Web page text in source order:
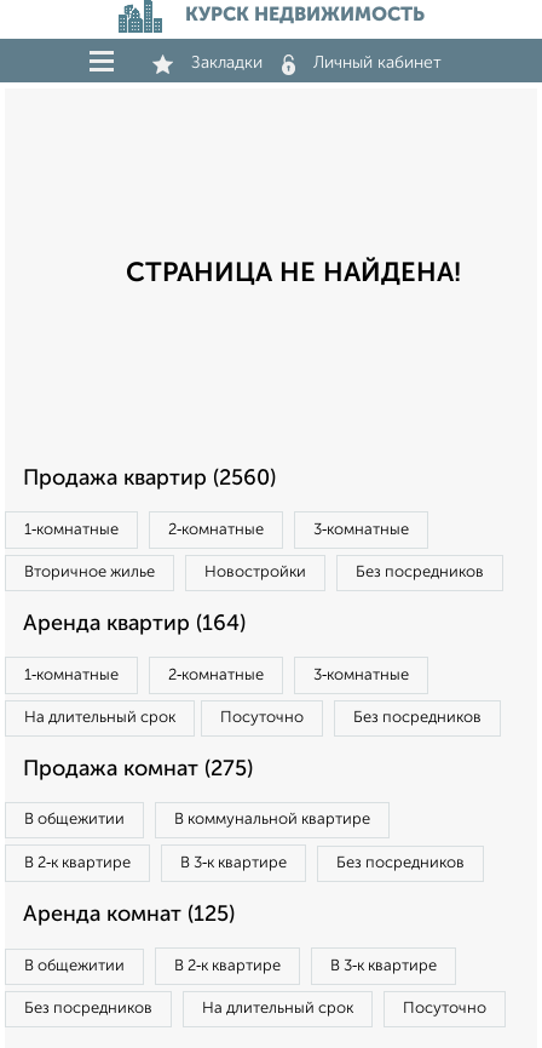
КУРСК НЕДВИЖИМОСТЬ
Закладки Личный кабинет
СТРАНИЦА НЕ НАЙДЕНА!
Продажа квартир (2560)
1‑комнатные 2‑комнатные 3‑комнатные
Вторичное жилье Новостройки Без посредников
Аренда квартир (164)
1‑комнатные 2‑комнатные 3‑комнатные
На длительный срок Посуточно Без посредников
Продажа комнат (275)
В общежитии В коммунальной квартире
В 2‑к квартире В 3‑к квартире Без посредников
Аренда комнат (125)
В общежитии В 2‑к квартире В 3‑к квартире
Без посредников На длительный срок Посуточно